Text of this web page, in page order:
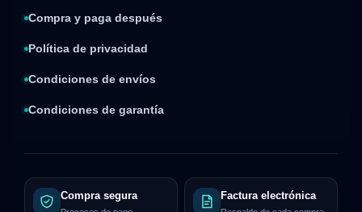
Compra y paga después
Política de privacidad
Condiciones de envíos
Condiciones de garantía
Compra segura Factura electrónica